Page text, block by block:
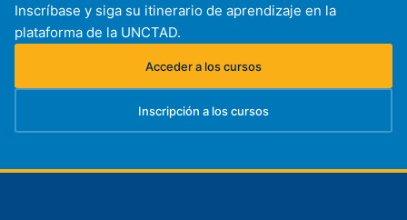
Inscríbase y siga su itinerario de aprendizaje en la
plataforma de la UNCTAD.
Acceder a los cursos
(se abre en una nueva pestaña)
Inscripción a los cursos
(se abre en una nueva pestaña)